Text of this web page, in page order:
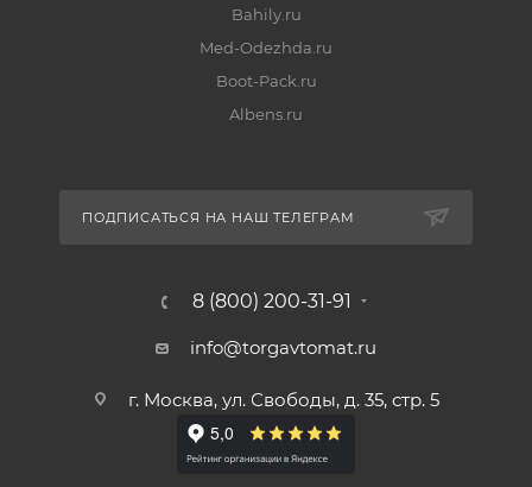
Bahily.ru
Med-Odezhda.ru
Boot-Pack.ru
Albens.ru
ПОДПИСАТЬСЯ НА НАШ ТЕЛЕГРАМ
8 (800) 200-31-91
info@torgavtomat.ru
г. Москва, ул. Свободы, д. 35, стр. 5